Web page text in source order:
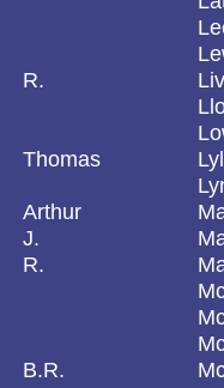
R.
Thomas
Arthur
J.
R.
B.R.